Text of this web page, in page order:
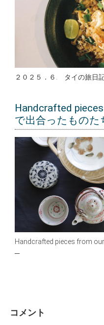
２０２５．６. タイの旅日
Handcrafted
で出合ったものた
Handcrafted pieces from
─
コメント